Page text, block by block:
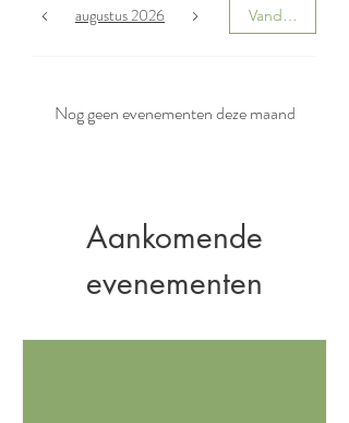
augustus 2026 Vandaag
Nog geen evenementen deze maand
Aankomende
evenementen